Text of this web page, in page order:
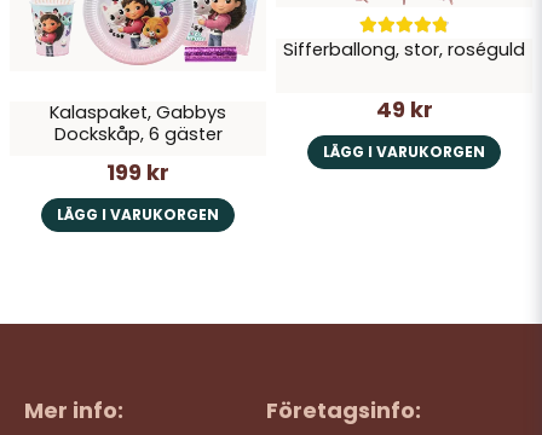
Kalaspaket, Gabbys
Dockskåp, 6 gäster
199 kr
LÄGG I VARUKORGEN
Sifferballong, stor, roséguld
49 kr
LÄGG I VARUKORGEN
Mer info: Företagsinfo: